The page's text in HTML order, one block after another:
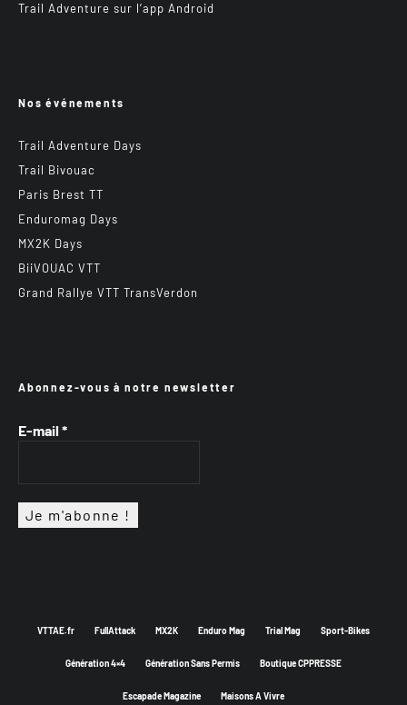
Trail Adventure sur l’app Android
Nos événements
Trail Adventure Days
Trail Bivouac
Paris Brest TT
Enduromag Days
MX2K Days
BiiVOUAC VTT
Grand Rallye VTT TransVerdon
Abonnez-vous à notre newsletter
E-mail *
VTTAE.fr FullAttack MX2K Enduro Mag Trial Mag Sport-Bikes
Génération 4×4 Génération Sans Permis Boutique CPPRESSE
Escapade Magazine Maisons A Vivre